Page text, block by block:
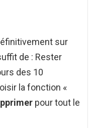
sur
de : Rester
des 10
la fonction «
pour tout le